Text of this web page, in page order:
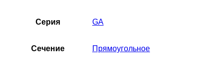
Серия GA
Сечение Прямоугольное